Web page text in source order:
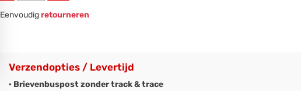
Eenvoudigretourneren
Verzendopties / Levertijd
· Brievenbuspost zonder track & trace